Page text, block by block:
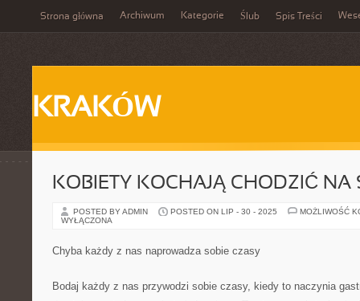
Strona główna Archiwum Kategorie Ślub Spis Treści
KRAKÓW
KOBIETY KOCHAJĄ CHODZIĆ NA
POSTED BY ADMIN POSTED ON LIP - 30 - 2025
MOŻLIWOŚĆ
WYŁĄCZONA
Chyba każdy z nas naprowadza sobie czasy
Bodaj każdy z nas przywodzi sobie czasy, kiedy to naczynia